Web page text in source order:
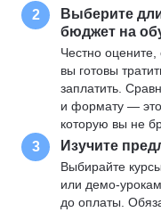
2
Выберите
бюджет на
Честно
вы готовы
заплатить.
и формату —
которую вы не
3 Изучите
Выбирайте
или демо-
до оплаты.